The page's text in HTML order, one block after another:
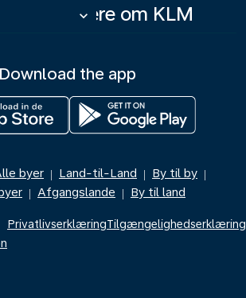
Mere om KLM
keyboard_arrow_down
Download the app
byer | Land-til-Land | By til by |
| Afgangslande | By til land
PrivatlivserklæringTilgængelighedserklæring